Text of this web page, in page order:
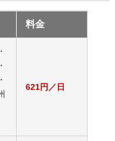
料金
621円／日